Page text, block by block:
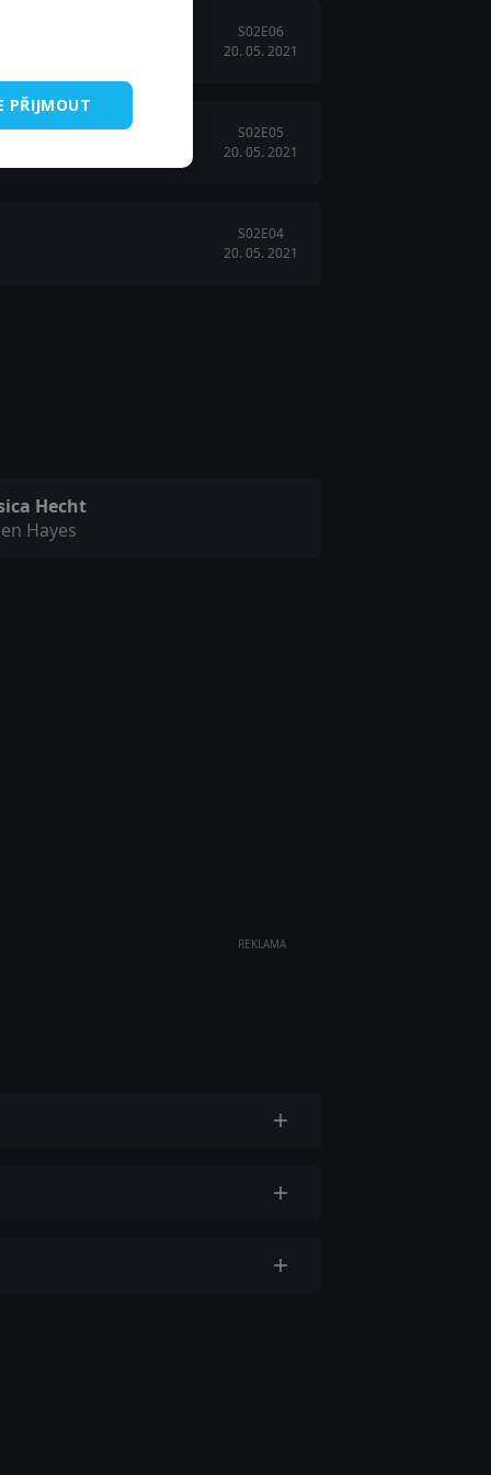
S02E06
20. 05. 2021
S02E05
20. 05. 2021
S02E04
20. 05. 2021
Hecht
Hayes
REKLAMA
PŘIJMOUT